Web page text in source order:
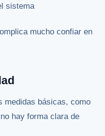
sistema
mucho confiar en
medidas básicas, como
hay forma clara de